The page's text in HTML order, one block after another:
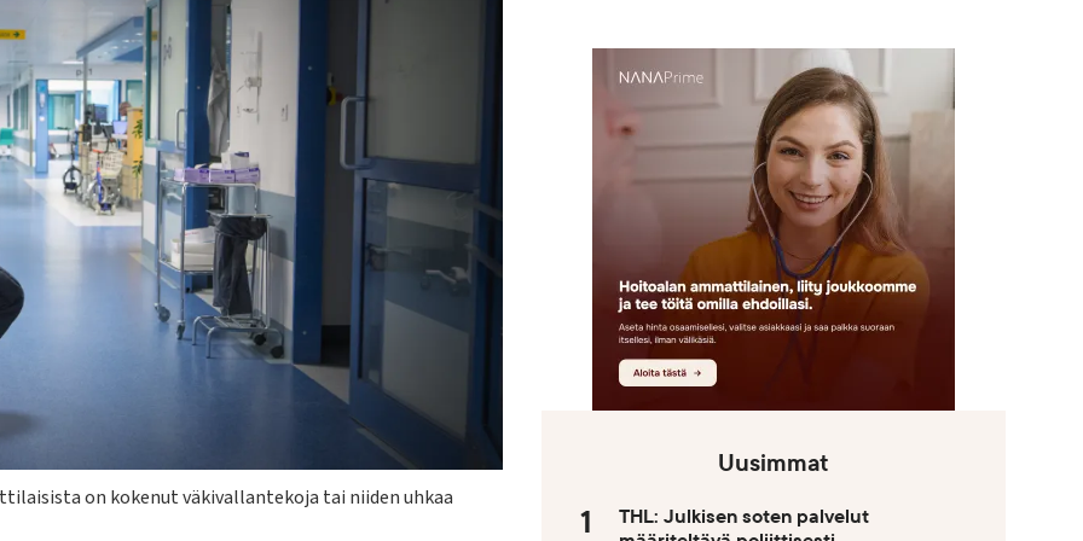
on kokenut väkivallantekoja tai niiden uhkaa
Uusimmat
THL: Julkisen soten palvelut